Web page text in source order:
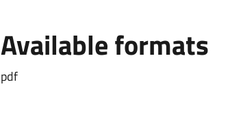
Available formats
pdf